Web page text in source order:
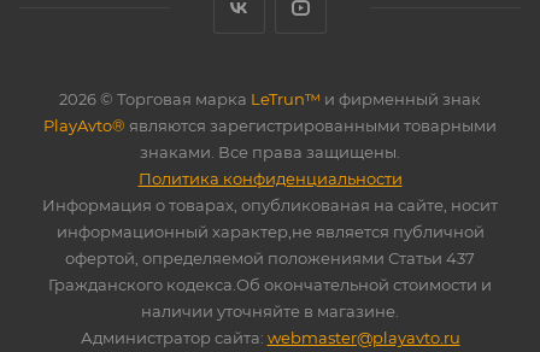
2026 © Торговая марка LeTrun™ и фирменный знак
PlayAvto® являются зарегистрированными товарными
знаками. Все права защищены.
Политика конфиденциальности
Информация о товарах, опубликованая на сайте, носит
информационный характер,не является публичной
офертой, определяемой положениями Статьи 437
Гражданского кодекса.Об окончательной стоимости и
наличии уточняйте в магазине.
Администратор сайта: webmaster@playavto.ru